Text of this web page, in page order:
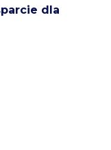
dla